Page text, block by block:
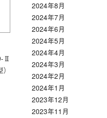
Ⅱ
2024年8月
2024年7月
2024年6月
2024年5月
2024年4月
2024年3月
2024年2月
2024年1月
2023年12月
2023年11月